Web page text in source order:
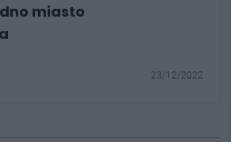
miasto
23/12/2022